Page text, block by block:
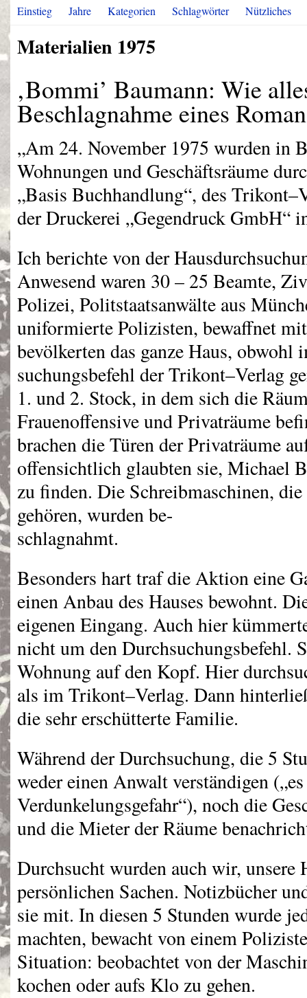
Einstieg Jahre Kategorien Schlagwörter Nützliches
Materialien 1975
‚Bommi’ Baumann: Wie
Beschlagnahme eines
„Am 24. November 1975 wurden in
Wohnungen und Geschäftsräume
„Basis Buchhandlung“, des
der Druckerei „Gegendruck GmbH“
Ich berichte von der
Anwesend waren 30 – 25 Beamte,
Polizei, Politstaatsanwälte aus
uniformierte Polizisten, bewaffnet
bevölkerten das ganze Haus, obwohl
suchungsbefehl der Trikont–Verlag
1. und 2. Stock, in dem sich die
Frauenoffensive und Privaträume
brachen die Türen der Privaträume
offensichtlich glaubten sie, Michael
zu finden. Die Schreibmaschinen,
gehören, wurden be-
schlagnahmt.
Besonders hart traf die Aktion eine
einen Anbau des Hauses bewohnt.
eigenen Eingang. Auch hier
nicht um den Durchsuchungsbefehl.
Wohnung auf den Kopf. Hier
als im Trikont–Verlag. Dann
die sehr erschütterte Familie.
Während der Durchsuchung, die 5
weder einen Anwalt verständigen
Verdunkelungsgefahr“), noch die
und die Mieter der Räume
Durchsucht wurden auch wir, unsere
persönlichen Sachen. Notizbücher
sie mit. In diesen 5 Stunden wurde
machten, bewacht von einem
Situation: beobachtet von der
kochen oder aufs Klo zu gehen.